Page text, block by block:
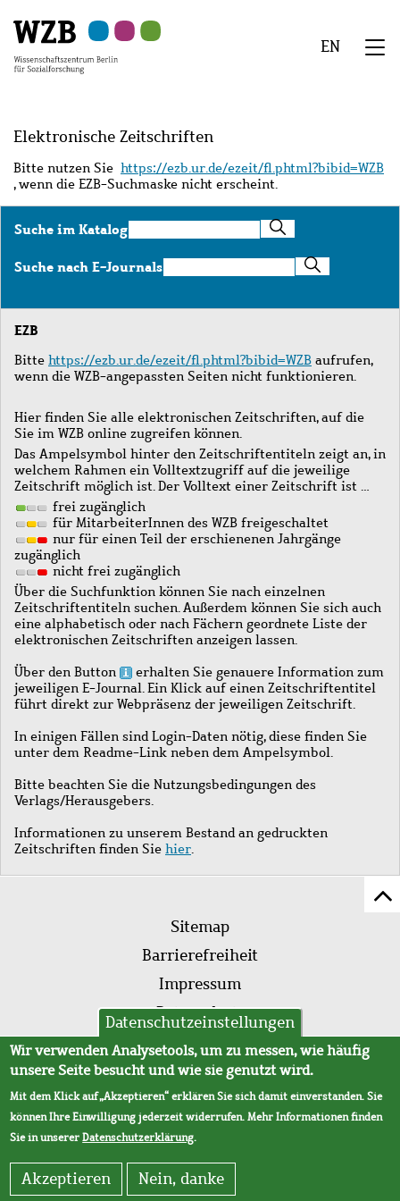
Hauptinhalt
springen
Navigation
springen
Suche
springen
Sekundärnavigation
springen
Fußzeile
springen
EN
Elektronische Zeitschriften
Bitte nutzen Sie https://ezb.ur.de/ezeit/fl.phtml?bibid=WZB
, wenn die EZB-Suchmaske nicht erscheint.
Suche im KatalogSuche
im
Katalog
Suche nach E-JournalsSuche
nach
Journals
EZB
Bitte https://ezb.ur.de/ezeit/fl.phtml?bibid=WZB aufrufen,
wenn die WZB-angepassten Seiten nicht funktionieren.
Hier finden Sie alle elektronischen Zeitschriften, auf die
Sie im WZB online zugreifen können.
Das Ampelsymbol hinter den Zeitschriftentiteln zeigt an, in
welchem Rahmen ein Volltextzugriff auf die jeweilige
Zeitschrift möglich ist. Der Volltext einer Zeitschrift ist …
frei zugänglich
für MitarbeiterInnen des WZB freigeschaltet
nur für einen Teil der erschienenen Jahrgänge
zugänglich
nicht frei zugänglich
Über die Suchfunktion können Sie nach einzelnen
Zeitschriftentiteln suchen. Außerdem können Sie sich auch
eine alphabetisch oder nach Fächern geordnete Liste der
elektronischen Zeitschriften anzeigen lassen.
Über den Button
erhalten Sie genauere Information zum
jeweiligen E-Journal. Ein Klick auf einen Zeitschriftentitel
führt direkt zur Webpräsenz der jeweiligen Zeitschrift.
In einigen Fällen sind Login-Daten nötig, diese finden Sie
unter dem Readme-Link neben dem Ampelsymbol.
Bitte beachten Sie die Nutzungsbedingungen des
Verlags/Herausgebers.
Informationen zu unserem Bestand an gedruckten
Zeitschriften finden Sie hier.
Fußleistenmenü
Sitemap
Barrierefreiheit
Impressum
Datenschutz
AVB
Datenschutzeinstellungen
Wir verwenden Analysetools, um zu messen, wie häufig
unsere Seite besucht und wie sie genutzt wird.
Mit dem Klick auf „Akzeptieren“ erklären Sie sich damit einverstanden. Sie
können Ihre Einwilligung jederzeit widerrufen. Mehr Informationen finden
Sie in unsererDatenschutzerklärung.
Akzeptieren Nein, danke